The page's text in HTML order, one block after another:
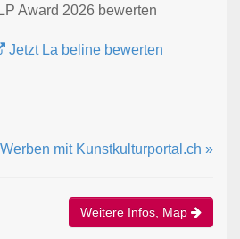
Award 2026 bewerten
Jetzt La beline bewerten
Werben mit Kunstkulturportal.ch »
Weitere Infos, Map